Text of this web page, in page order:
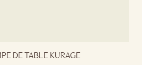
DE TABLE KURAGE